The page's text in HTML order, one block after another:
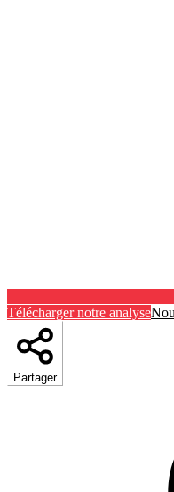
Télécharger notre analyse
Partager